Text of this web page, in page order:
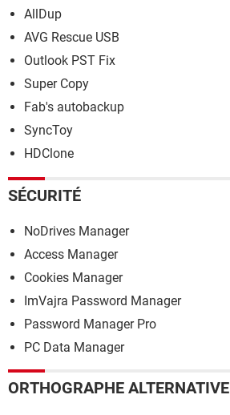
AllDup
AVG Rescue USB
Outlook PST Fix
Super Copy
Fab's autobackup
SyncToy
HDClone
SÉCURITÉ
NoDrives Manager
Access Manager
Cookies Manager
ImVajra Password Manager
Password Manager Pro
PC Data Manager
ORTHOGRAPHE ALTERNATIVE